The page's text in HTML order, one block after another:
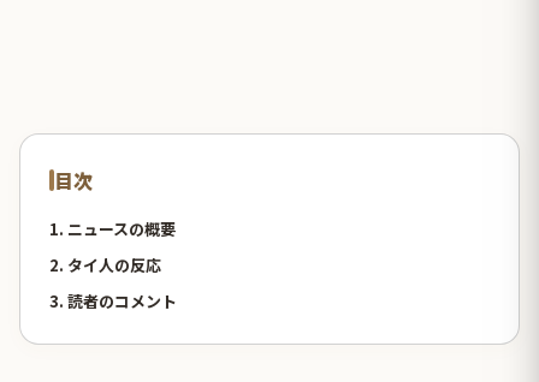
目次
1. ニュースの概要
2. タイ人の反応
3. 読者のコメント